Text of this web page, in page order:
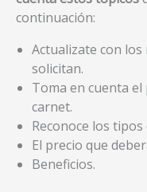
continuación:
Actualizate con
solicitan.
Toma en cuenta
carnet.
Reconoce los
El precio que
Beneficios.